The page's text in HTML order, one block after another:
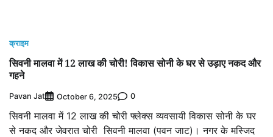
क्राइम
सिवनी मालवा में 12 लाख की चोरी! विकास सोनी के घर से उड़ाए नकद और
गहने
Pavan Jat October 6, 2025 0
सिवनी मालवा में 12 लाख की चोरी फ्लेक्स व्यवसायी विकास सोनी के घर
से नकद और जेवरात चोरी सिवनी मालवा (पवन जाट)। नगर के मस्जिद